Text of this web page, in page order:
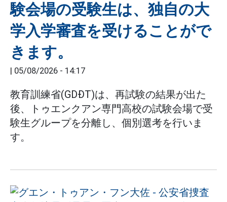
験会場の受験生は、独自の大
学入学審査を受けることがで
きます。
| 05/08/2026 - 14:17
教育訓練省(GDĐT)は、再試験の結果が出た
後、トゥエンクアン専門高校の試験会場で受
験生グループを分離し、個別選考を行いま
す。